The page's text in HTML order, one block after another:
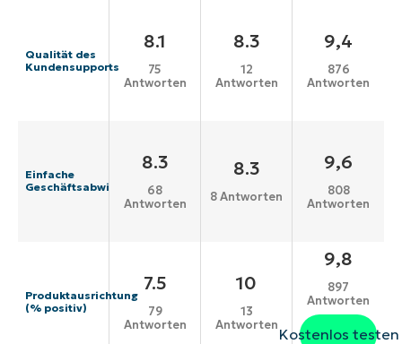
Qualität des
Kundensupports
8.1
75
Antworten
8.3
12
Antworten
9,4
876
Antworten
Einfache
Geschäftsabwicklung
8.3
68
Antworten
8.3
8 Antworten
9,6
808
Antworten
Produktausrichtung
(% positiv)
7.5
79
Antworten
10
13
Antworten
9,8
897
Antworten
Kostenlos testen